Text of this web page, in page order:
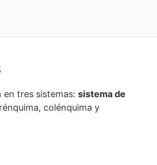
en tres sistemas: sistema de
colénquima y